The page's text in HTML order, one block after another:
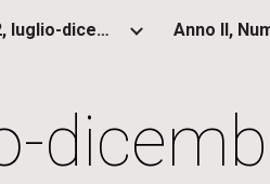
Skip to navigation
Anno I, Numero 2, luglio-dicembre 2012